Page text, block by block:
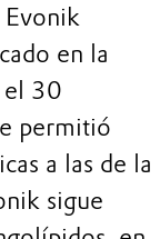
Evonik
en la
el 30
permitió
a las de la
sigue